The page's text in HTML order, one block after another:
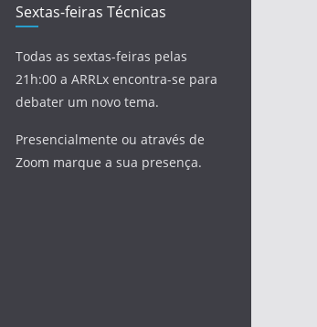
Sextas-feiras Técnicas
Todas as sextas-feiras pelas
21h:00 a ARRLx encontra-se para
debater um novo tema.
Presencialmente ou através de
Zoom marque a sua presença.